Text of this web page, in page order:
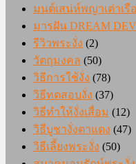
มนต์เสน่ห์พญาเต่าเรือ
มารฝัน DREAM
รีวิวพระงั่ง (2)
วัตถุมงคล (50)
วิธีการใช้งั่ง (78)
วิธีทดสอบงั่ง (37)
วิธีทำให้งั่งเสื่อม (12)
วิธีบูชางั่งตาแดง (47)
วิธีเลี้ยงพระงั่ง (50)